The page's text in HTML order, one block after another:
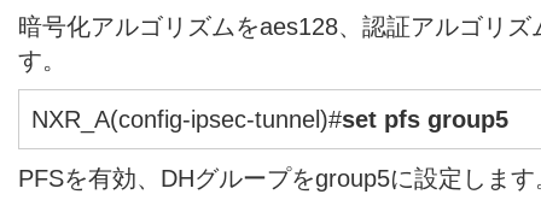
暗号化アルゴリズムをaes128、認証アルゴリ
す。
NXR_A(config-ipsec-tunnel)#set pfs group5
PFSを有効、DHグループをgroup5に設定します